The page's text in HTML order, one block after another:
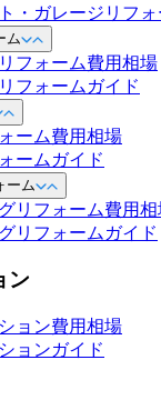
・ガレージリフ
ム
フォーム費用相場
フォームガイド
ーム費用相場
ームガイド
ーム
リフォーム費用相
リフォームガイド
ン
ョン費用相場
ョンガイド